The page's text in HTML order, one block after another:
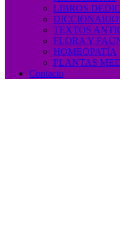
LIBROS
TEXTOS
FLORA Y
HOMEOPATÍA
PLANTAS
Contacto